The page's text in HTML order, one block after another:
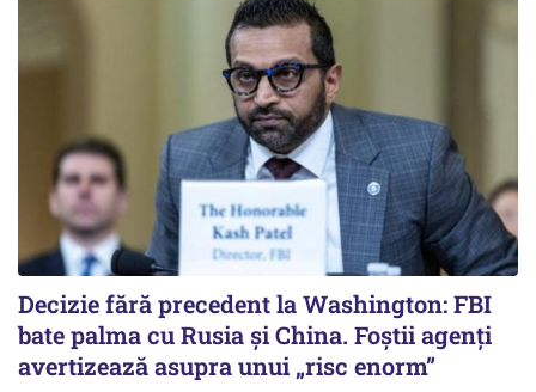
Decizie fără precedent la Washington: FBI
bate palma cu Rusia și China. Foștii agenți
avertizează asupra unui „risc enorm”